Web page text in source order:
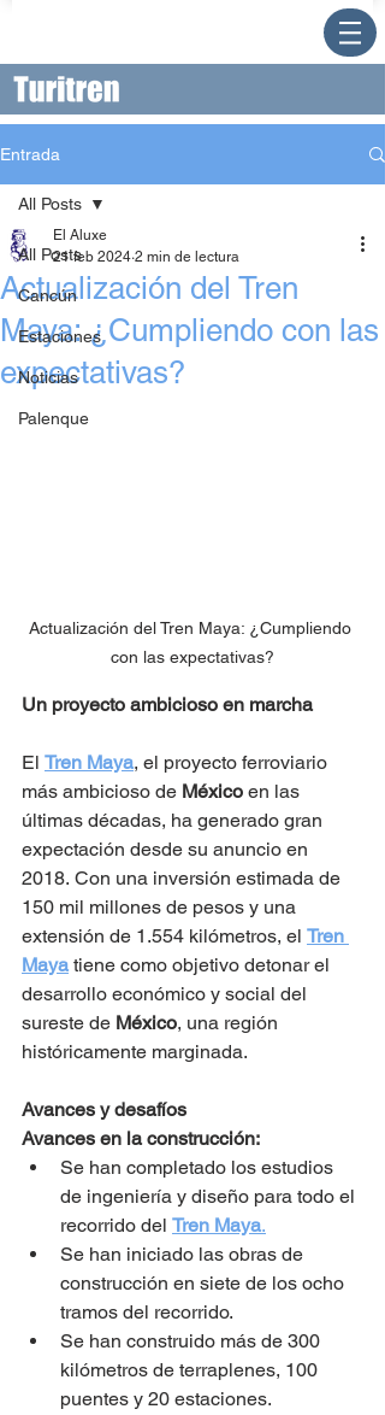
Entrada
All Posts
Cancún
Estaciones
Noticias
Palenque
All Posts
Actualización del Tren
Maya: ¿Cumpliendo con las
expectativas?
El Aluxe
21 feb 2024 2 min de lectura
Actualización del Tren Maya: ¿Cumpliendo
con las expectativas?
Un proyecto ambicioso en marcha
El Tren Maya, el proyecto ferroviario
más ambicioso de México en las
últimas décadas, ha generado gran
expectación desde su anuncio en
2018. Con una inversión estimada de
150 mil millones de pesos y una
extensión de 1.554 kilómetros, el Tren
Maya tiene como objetivo detonar el
desarrollo económico y social del
sureste de México, una región
históricamente marginada.
Avances y desafíos
Avances en la construcción:
Se han completado los estudios
de ingeniería y diseño para todo el
recorrido del Tren Maya.
Se han iniciado las obras de
construcción en siete de los ocho
tramos del recorrido.
Se han construido más de 300
kilómetros de terraplenes, 100
puentes y 20 estaciones.